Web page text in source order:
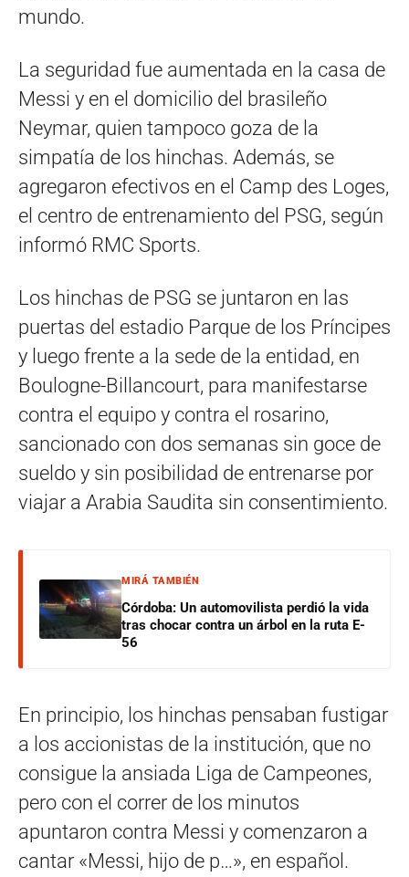
mundo.
La seguridad fue aumentada en la casa de
Messi y en el domicilio del brasileño
Neymar, quien tampoco goza de la
simpatía de los hinchas. Además, se
agregaron efectivos en el Camp des Loges,
el centro de entrenamiento del PSG, según
informó RMC Sports.
Los hinchas de PSG se juntaron en las
puertas del estadio Parque de los Príncipes
y luego frente a la sede de la entidad, en
Boulogne-Billancourt, para manifestarse
contra el equipo y contra el rosarino,
sancionado con dos semanas sin goce de
sueldo y sin posibilidad de entrenarse por
viajar a Arabia Saudita sin consentimiento.
MIRÁ TAMBIÉN
Córdoba: Un automovilista perdió la vida
tras chocar contra un árbol en la ruta E-
56
En principio, los hinchas pensaban fustigar
a los accionistas de la institución, que no
consigue la ansiada Liga de Campeones,
pero con el correr de los minutos
apuntaron contra Messi y comenzaron a
cantar «Messi, hijo de p…», en español.